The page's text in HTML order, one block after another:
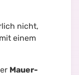
nicht,
einem
Mauer-